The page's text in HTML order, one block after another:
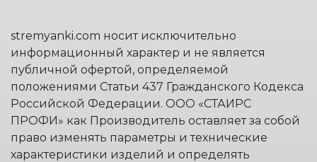
stremyanki.com носит исключительно
информационный характер и не является
публичной офертой, определяемой
положениями Статьи 437 Гражданского Кодекса
Российской Федерации. ООО «СТАИРС
ПРОФИ» как Производитель оставляет за собой
право изменять параметры и технические
характеристики изделий и определять